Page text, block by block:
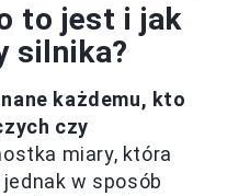
to jest i jak
silnika?
każdemu, kto
czy
miary, która
w sposób